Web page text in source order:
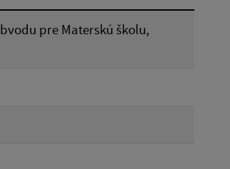
pre Materskú školu,